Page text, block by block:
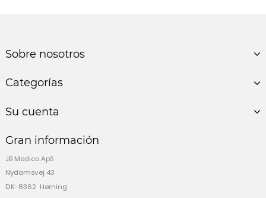
Sobre nosotros
Categorías
Su cuenta
Gran información
JB Medico ApS
Nydamsvej 43
DK-8362 Hørning